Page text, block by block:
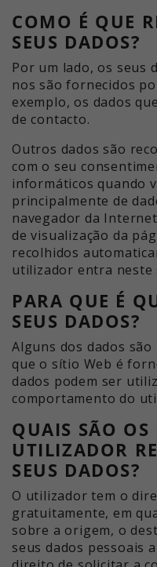
COMO É QUE
SEUS DADOS?
Por um lado, os seus
nos são fornecidos
exemplo, os dados
de contacto.
Outros dados são
com o seu
informáticos quando
principalmente de
navegador da
de visualização da
recolhidos
utilizador entra neste
PARA QUE É
SEUS DADOS?
Alguns dos dados
que o sítio Web é
dados podem ser
comportamento do
QUAIS SÃO OS
UTILIZADOR
SEUS DADOS?
O utilizador tem o
gratuitamente, em
sobre a origem, o
seus dados pessoais